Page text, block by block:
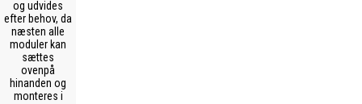
og udvides
efter behov, da
næsten alle
moduler kan
sættes
ovenpå
hinanden og
monteres i